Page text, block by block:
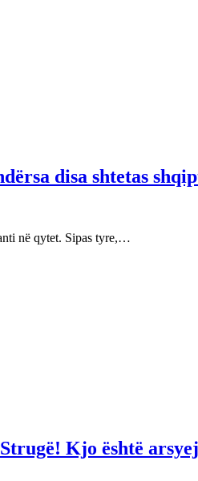
disa shtetas
në qytet. Sipas tyre,…
Kjo është